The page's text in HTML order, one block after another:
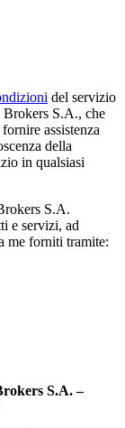
del servizio
S.A., che
assistenza
della
in qualsiasi
S.A.
e servizi, ad
me forniti tramite:
S.A. –